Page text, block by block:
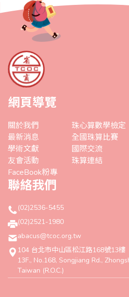
網頁導覽
關於我們
最新消息
學術文獻
友會活動
FaceBook粉專
珠心算數學檢定
全國珠算比賽
國際交流
珠算連結
聯絡我們
(02)2536-5455
(02)2521-1980
abacus@tcoc.org.tw
104 台北市中山區松江路168號13樓
13F., No.168, Songjiang Rd.,
Taiwan (R.O.C.)